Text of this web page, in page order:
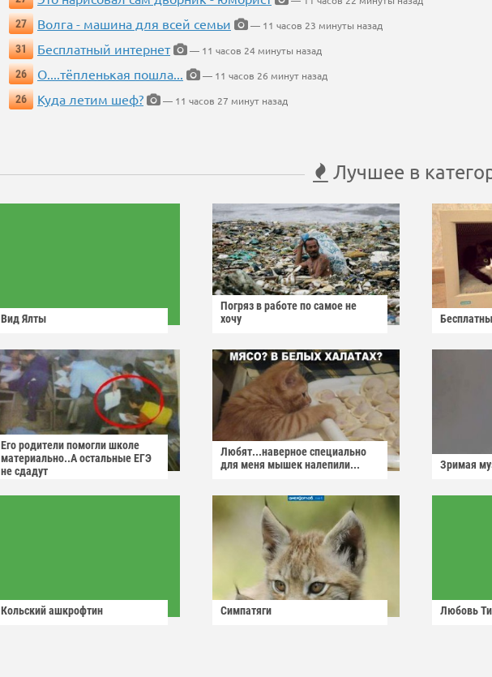
27
Волга - машина для всей семьи
— 11 часов 23 минуты назад
31
Бесплатный интернет
— 11 часов 24 минуты назад
26
О....тёпленькая пошла...
— 11 часов 26 минут назад
26
Куда летим шеф? — 11 часов 27 минут назад
Лучшее в
Вид Ялты
Погряз в работе по самое не
хочу
Его родители помогли школе
материально..А остальные ЕГЭ
не сдадут
Любят...наверное специально
для меня мышек налепили...
Зримая
Кольский ашкрофтин Симпатяги Любовь